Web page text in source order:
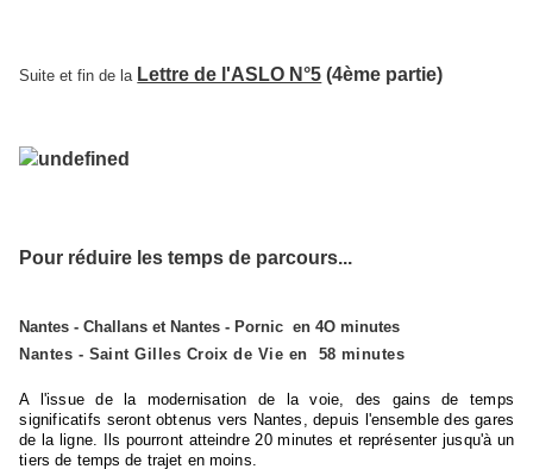
Suite et fin de la Lettre de l'ASLO N°5 (4ème partie)
Pour réduire les temps de parcours...
Nantes - Challans et Nantes - Pornic en 4O minutes
Nantes - Saint Gilles Croix de Vie en 58 minutes
A
l'issue de la modernisation de la voie, des gains de temps
significatifs seront obtenus vers Nantes, depuis l'ensemble des gares
de la ligne. Ils pourront atteindre 20 minutes et représenter jusqu'à un
tiers de temps de trajet en moins.